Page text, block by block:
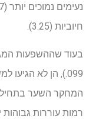
חיוביות (3.25).
.099), הן לא
המחקר השער
רמות עוררות